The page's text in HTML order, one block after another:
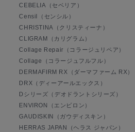
CEBELIA（セベリア）
Censil（センシル）
CHRISTINA（クリスティーナ）
CLIGRAM（カリグラム）
Collage Repair（コラージュリペア）
Collage（コラージュフルフル）
DERMAFIRM RX（ダーマファーム RX）
DRX（ディーアールエックス）
Dシリーズ（デオドラントシリーズ）
ENVIRON（エンビロン）
GAUDISKIN（ガウディスキン）
HERRAS JAPAN（ヘラス ジャパン）